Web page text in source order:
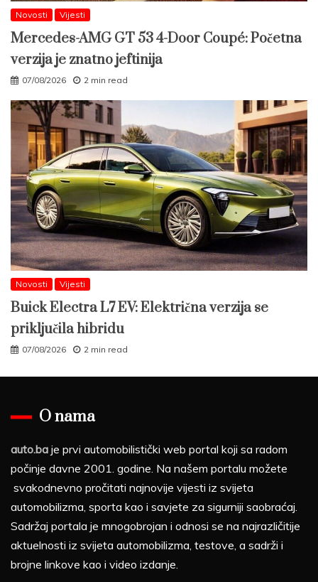
Novosti Vijesti
Mercedes-AMG GT 53 4-Door Coupé: Početna
verzija je znatno jeftinija
07/08/2026 2 min read
Novosti Vijesti
Buick Electra L7 EV: Električna verzija se
priključila hibridu
07/08/2026 2 min read
O nama
auto.ba je prvi automobilistički web portal koji sa radom
počinje davne 2001. godine. Na našem portalu možete
svakodnevno pročitati najnovije vijesti iz svijeta
automobilizma, sporta kao i savjete za sigurniji saobraćaj.
Sadržaj portala je mnogobrojan i odnosi se na najrazličitije
aktuelnosti iz svijeta automobilizma, testove, a sadrži i
brojne linkove kao i video izdanje.